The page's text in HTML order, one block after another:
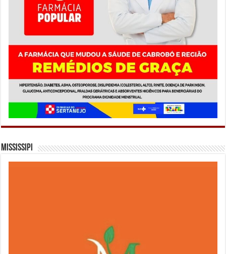
Mississipi